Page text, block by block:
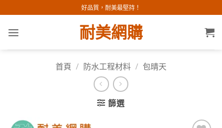
to
content
好品質，耐美最堅持！
耐美網購
首頁 / 防水工程材料 / 包晴天
篩選